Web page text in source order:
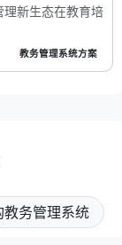
新生态在教育培
教务管理系统方案
教务管理系统